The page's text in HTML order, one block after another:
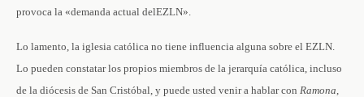
provoca la «demanda actual delEZLN».
Lo lamento, la iglesia católica no tiene influencia alguna sobre el EZLN.
Lo pueden constatar los propios miembros de la jerarquía católica, incluso
de la diócesis de San Cristóbal, y puede usted venir a hablar con Ramona,